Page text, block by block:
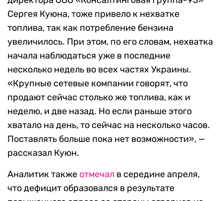
Сергея Куюна, тоже привело к нехватке
топлива, так как потребление бензина
увеличилось. При этом, по его словам, нехватка
начала наблюдаться уже в последние
несколько недель во всех частях Украины.
«Крупные сетевые компании говорят, что
продают сейчас столько же топлива, как и
неделю, и две назад. Но если раньше этого
хватало на день, то сейчас на несколько часов.
Поставлять больше пока нет возможности», —
рассказал Куюн.
Аналитик также отмечал в середине апреля,
что дефицит образовался в результате